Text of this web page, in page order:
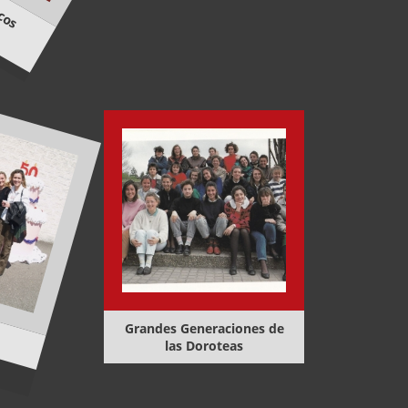
Grandes Generaciones de
las Doroteas